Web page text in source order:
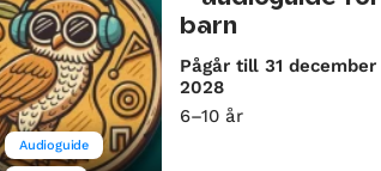
Audioguide
barn
Pågår till 31 december
2028
6–10 år